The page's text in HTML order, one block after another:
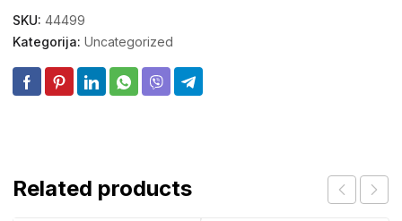
SKU: 44499
Kategorija: Uncategorized
Related products